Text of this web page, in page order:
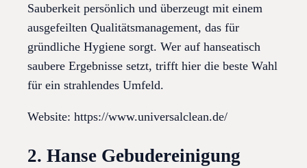
Sauberkeit persönlich und überzeugt mit einem
ausgefeilten Qualitätsmanagement, das für
gründliche Hygiene sorgt. Wer auf hanseatisch
saubere Ergebnisse setzt, trifft hier die beste Wahl
für ein strahlendes Umfeld.
Website: https://www.universalclean.de/
2. Hanse Gebudereinigung